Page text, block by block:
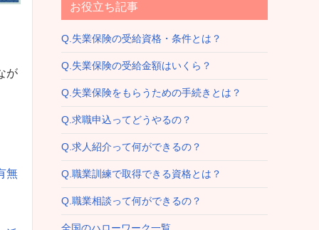
が
無
お役立ち記事
Q.失業保険の受給資格・条件とは？
Q.失業保険の受給金額はいくら？
Q.失業保険をもらうための手続きとは？
Q.求職申込ってどうやるの？
Q.求人紹介って何ができるの？
Q.職業訓練で取得できる資格とは？
Q.職業相談って何ができるの？